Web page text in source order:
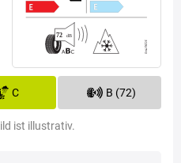
C B (72)
ist illustrativ.